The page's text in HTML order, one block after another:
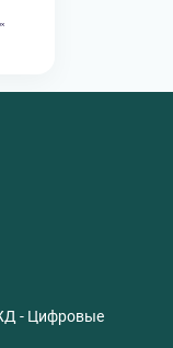
- Цифровые